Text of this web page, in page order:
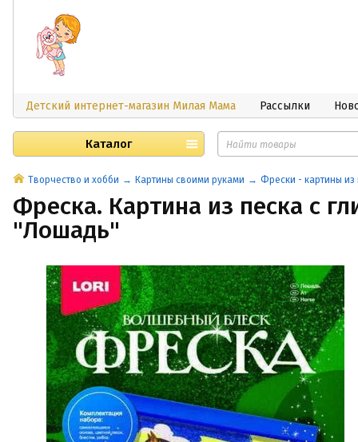
Детский интернет-магазин Милая Мама Рассылки
Каталог
Творчество и хобби Картины своими руками Фрески - картины из
Фреска. Картина из песка с
"Лошадь"